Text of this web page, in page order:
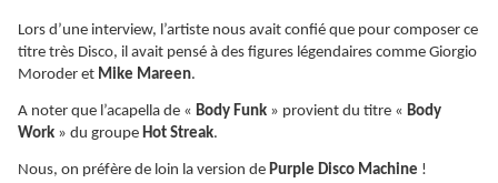
Lors d’une interview, l’artiste nous avait confié que pour composer ce
titre très Disco, il avait pensé à des figures légendaires comme Giorgio
Moroder et Mike Mareen.
A noter que l’acapella de « Body Funk » provient du titre « Body
Work » du groupe Hot Streak.
Nous, on préfère de loin la version de Purple Disco Machine !